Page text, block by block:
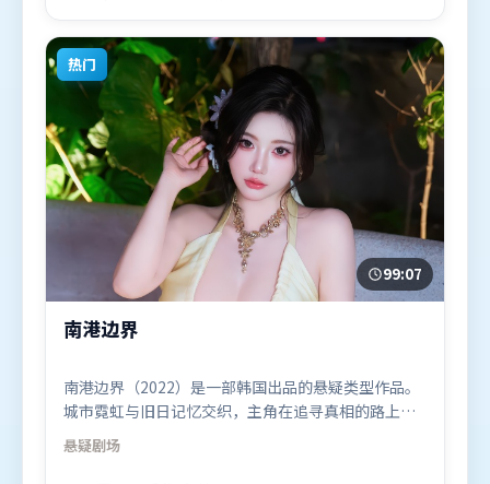
上线，适合喜欢惊悚题材的观众观看。
热门
99:07
南港边界
南港边界（2022）是一部韩国出品的悬疑类型作品。
城市霓虹与旧日记忆交织，主角在追寻真相的路上不
断付出代价。高潮段落信息密度高，情绪释放与主题
回扣同时完成。由克里斯托弗·诺兰执导，王景春、
悬疑剧场